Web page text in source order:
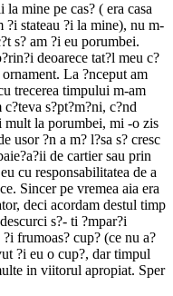
mine pe cas? ( era casa
?i stateau ?i la mine), nu m-
s? am ?i eu porumbei.
deoarece tat?l meu c?
La ?nceput am
trecerea timpului m-am
s?pt?m?ni, c?nd
mult la porumbei, mi -o zis
usor ?n a m? l?sa s? cresc
de cartier sau prin
cu responsabilitatea de a
Sincer pe vremea aia era
deci acordam destul timp
s?- ti ?mpar?i
frumoas? cup? (ce nu a?
?i eu o cup?, dar timpul
in viitorul apropiat. Sper